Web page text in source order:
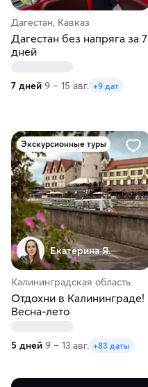
Дагестан, Кавказ
Дагестан без напряга за 7
дней
7 дней 9 – 15 авг. +9 дат
Экскурсионные туры
Екатерина Я.
Калининградская область
Отдохни в Калининграде!
Весна-лето
5 дней 9 – 13 авг. +83 даты